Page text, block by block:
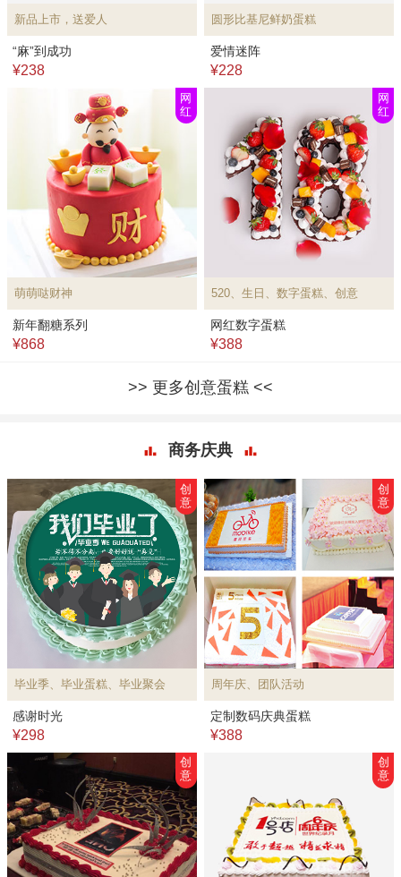
新品上市，送爱人
“麻”到成功
¥238
圆形比基尼鲜奶蛋糕
爱情迷阵
¥228
萌萌哒财神
网
红
新年翻糖系列
¥868
520、生日、数字蛋糕、创意
网
红
网红数字蛋糕
¥388
更多创意蛋糕
商务庆典
毕业季、毕业蛋糕、毕业聚会
创
意
感谢时光
¥298
周年庆、团队活动
创
意
定制数码庆典蛋糕
¥388
创
意
创
意